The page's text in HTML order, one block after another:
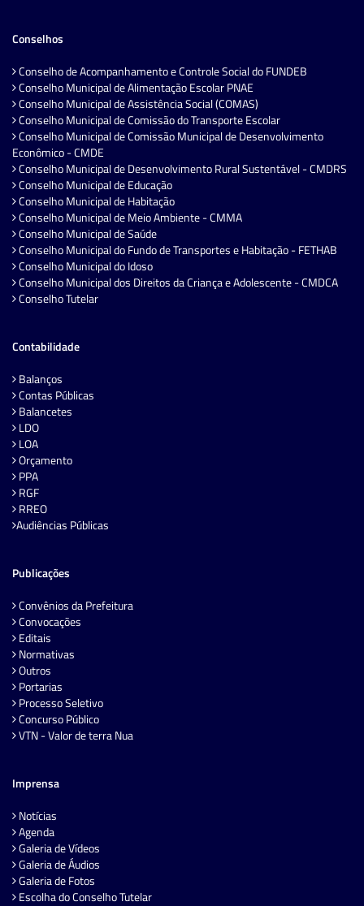
Conselhos
Conselho de Acompanhamento e Controle Social do FUNDEB
Conselho Municipal de Alimentação Escolar PNAE
Conselho Municipal de Assistência Social (COMAS)
Conselho Municipal de Comissão do Transporte Escolar
Conselho Municipal de Comissão Municipal de Desenvolvimento
Econômico - CMDE
Conselho Municipal de Desenvolvimento Rural Sustentável - CMDRS
Conselho Municipal de Educação
Conselho Municipal de Habitação
Conselho Municipal de Meio Ambiente - CMMA
Conselho Municipal de Saúde
Conselho Municipal do Fundo de Transportes e Habitação - FETHAB
Conselho Municipal do Idoso
Conselho Municipal dos Direitos da Criança e Adolescente - CMDCA
Conselho Tutelar
Contabilidade
Balanços
Contas Públicas
Balancetes
LDO
LOA
Orçamento
PPA
RGF
RREO
Audiências Públicas
Publicações
Convênios da Prefeitura
Convocações
Editais
Normativas
Outros
Portarias
Processo Seletivo
Concurso Público
VTN - Valor de terra Nua
Imprensa
Notícias
Agenda
Galeria de Vídeos
Galeria de Áudios
Galeria de Fotos
Escolha do Conselho Tutelar